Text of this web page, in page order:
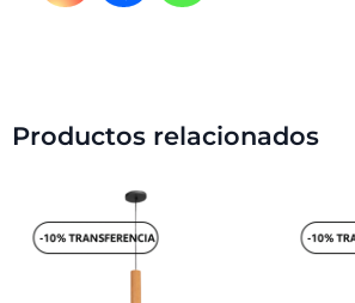
Productos relacionados